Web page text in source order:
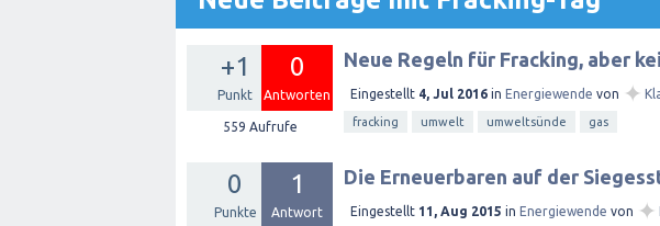
+1
Punkt
0
Antworten
559 Aufrufe
Neue Regeln für Fracking, aber
Eingestellt 4, Jul 2016 in Energiewende von ✦
fracking umwelt umweltsünde gas
0
Punkte
1
Antwort
Die Erneuerbaren auf der
Eingestellt 11, Aug 2015 in Energiewende von ✦